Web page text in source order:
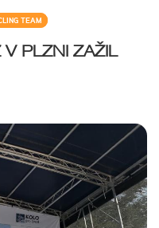
TEAM
PLZNI ZAŽIL